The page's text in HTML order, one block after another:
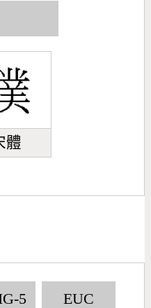
體
5 EUC